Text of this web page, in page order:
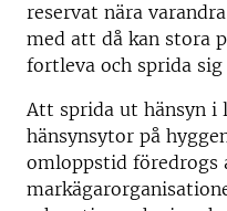
reservat nära
med att då kan stora
fortleva och sprida
Att sprida ut hänsyn i
hänsynsytor på
omloppstid föredrogs